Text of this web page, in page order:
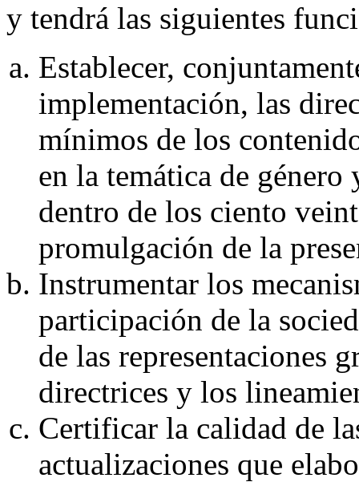
y tendrá las siguientes
Establecer,
implementación, las
mínimos de los
en la temática de
dentro de los ciento
promulgación de la
Instrumentar los
participación de la
de las representaciones
directrices y los
Certificar la calidad de
actualizaciones que